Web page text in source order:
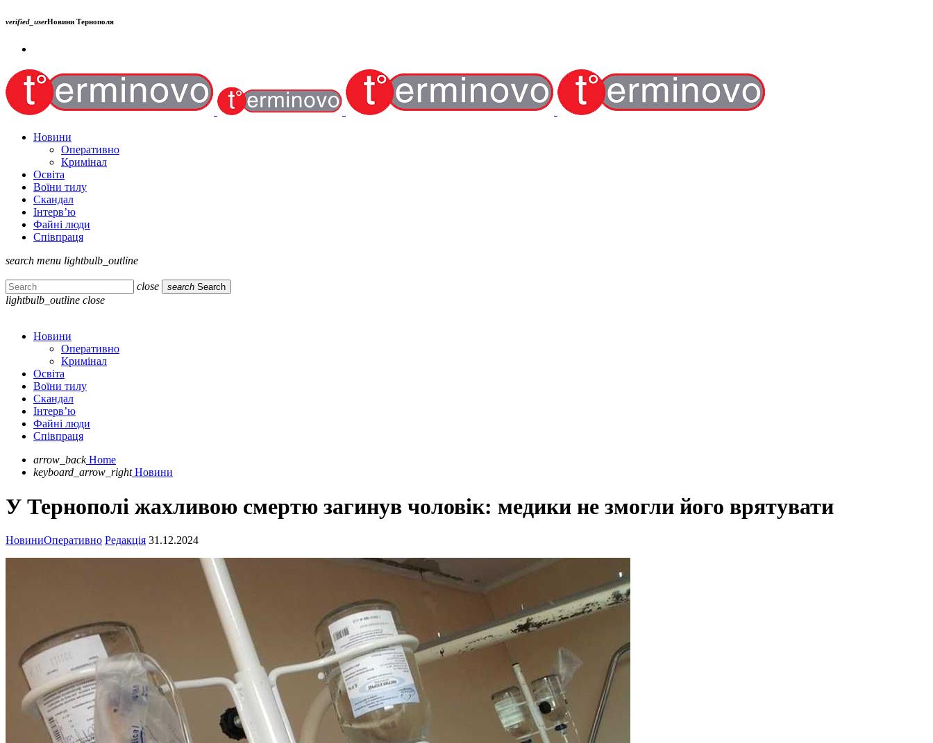
verified_userНовини Тернополя
Новини
Оперативно
Кримінал
Освіта
Воїни тилу
Скандал
Інтерв’ю
Файні люди
Співпраця
search menu lightbulb_outline
close search Search
lightbulb_outline close
Новини
Оперативно
Кримінал
Освіта
Воїни тилу
Скандал
Інтерв’ю
Файні люди
Співпраця
arrow_back Home
keyboard_arrow_right Новини
У Тернополі жахливою смертю загинув чоловік: медики не змогли його врятувати
НовиниОперативно Редакція 31.12.2024